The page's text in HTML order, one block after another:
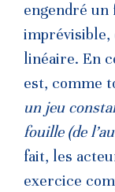
engendré un
imprévisible,
linéaire. En
est, comme
un jeu
fouille (de
fait, les
exercice